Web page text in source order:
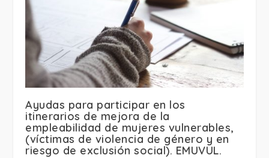
Ayudas para participar en los
itinerarios de mejora de la
empleabilidad de mujeres vulnerables,
(víctimas de violencia de género y en
riesgo de exclusión social). EMUVUL.